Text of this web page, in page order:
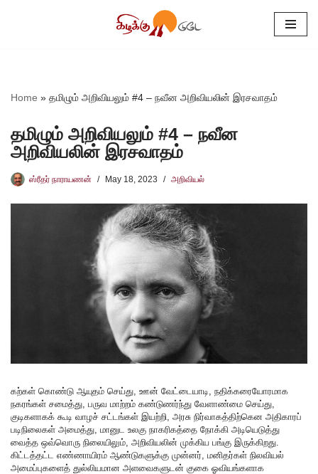
Home » தமிழும் அறிவியலும் #4 – நவீன அறிவியலின் இரசவாதம்
தமிழும் அறிவியலும் #4 – நவீன
அறிவியலின் இரசவாதம்
ஸ்ரீதர் நாராயணன் May 18, 2023 அறிவியல்
கற்கள் கொண்டு ஆயுதம் செய்து, ஊன் வேட்டையாடி, நதிக்கரையோரமாக
நகரங்கள் சமைத்து, பருவ மாற்றம் கண்டுணர்ந்து வேளாண்மை செய்து,
குடிகளாகக் கூடி வாழச் சட்டங்கள் இயற்றி, அரசு நிர்வாகத்திற்கென அதிகாரப்
படிநிலைகள் அமைத்து, மானுட உலகு நாகரிகத்தை நோக்கி அடியெடுத்து
வைத்த ஒவ்வொரு நிலையிலும், அறிவியலின் முக்கிய பங்கு இருக்கிறது.
கிட்டத்தட்ட எண்ணாயிரம் ஆண்டுகளுக்கு முன்னர், மனிதர்கள் நிலவியல்
அமைப்புகளைத் துல்லியமான அளவைகளுடன் குகை ஓவியங்களாக